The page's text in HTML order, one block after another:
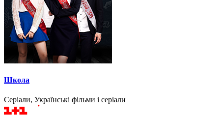
Школа
Серіали, Українські фільми і серіали